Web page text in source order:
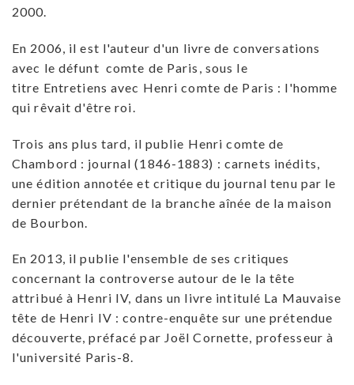
2000.
En 2006, il est l'auteur d'un livre de conversations
avec le défunt comte de Paris, sous le
titre Entretiens avec Henri comte de Paris : l'homme
qui rêvait d'être roi.
Trois ans plus tard, il publie Henri comte de
Chambord : journal (1846-1883) : carnets inédits,
une édition annotée et critique du journal tenu par le
dernier prétendant de la branche aînée de la maison
de Bourbon.
En 2013, il publie l'ensemble de ses critiques
concernant la controverse autour de le la tête
attribué à Henri IV, dans un livre intitulé La Mauvaise
tête de Henri IV : contre-enquête sur une prétendue
découverte, préfacé par Joël Cornette, professeur à
l'université Paris-8.